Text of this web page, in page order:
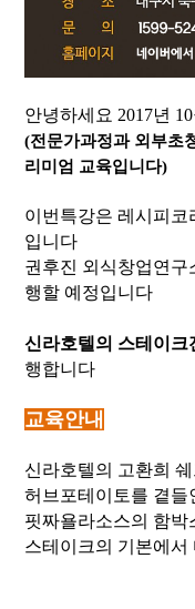
안녕하세요 2017년
(전문가과정과 외부초
리미엄 교육입니다)​
이번특강은 레시피
입니다
권후진 외식창업연구
행할 예정입니다
신라호텔의 스테이크
행합니다
교육안내
신라호텔의 고환희
허브포테이토를 곁들
핏짜욜라소스의 함박
스테이크의 기본에